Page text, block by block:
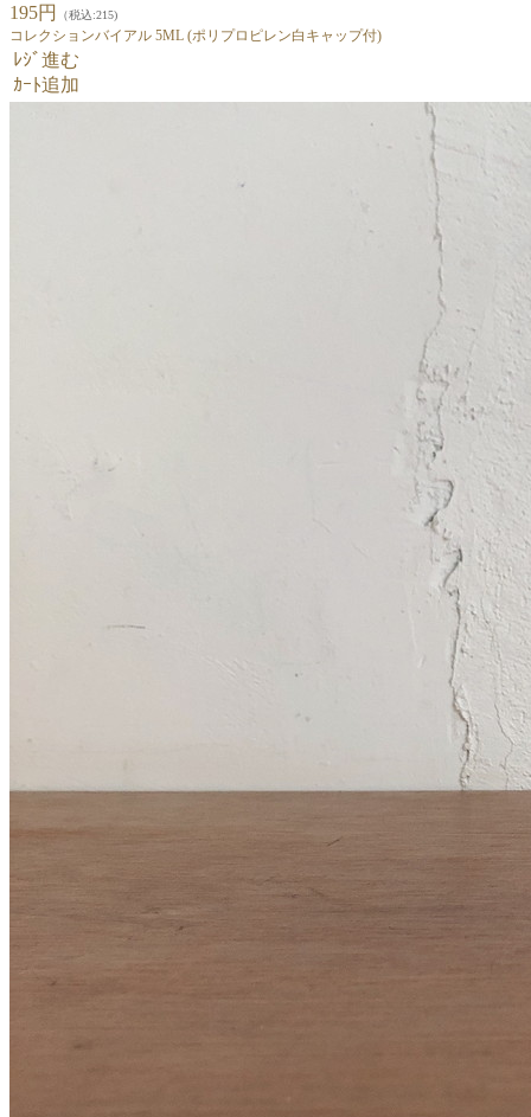
195円 （税込:215)
コレクションバイアル 5ML (ポリプロピレン白キャップ付)
ﾚｼﾞ進む
ｶｰﾄ追加